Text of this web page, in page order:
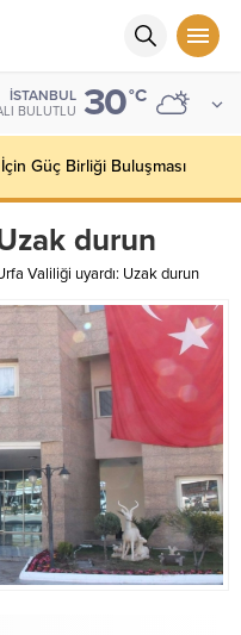
İSTANBUL
BULUTLU 30°C
Güç Birliği Buluşması
durun
Valiliği uyardı: Uzak durun